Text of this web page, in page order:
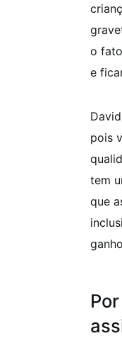
o
e
pois
tem
que